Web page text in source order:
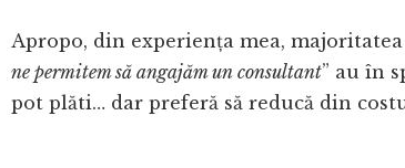
Apropo, din experiența mea,
ne permitem să angajăm un consultant” au în
pot plăti… dar preferă să reducă din